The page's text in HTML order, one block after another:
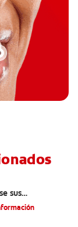
sus
fijos